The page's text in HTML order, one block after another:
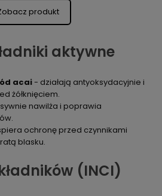
produkt
aktywne
acai- działają antyoksydacyjnie i
żółknięciem.
nawilża i poprawia
ochronę przed czynnikami
blasku.
(INCI)